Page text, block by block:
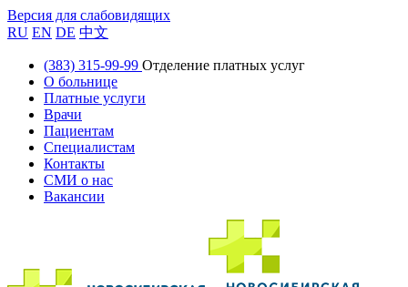
Версия для слабовидящих
RU EN DE 中文
(383) 315-99-99 Отделение платных услуг
О больнице
Платные услуги
Врачи
Пациентам
Специалистам
Контакты
СМИ о нас
Вакансии